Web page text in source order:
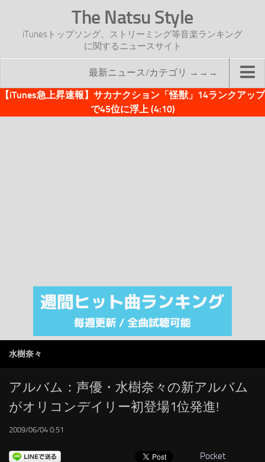
The Natsu Style
iTunesトップソング、ストリーミング等音楽ランキング
に関するニュースサイト
最新ニュース/カテゴリ →→→
TOP
注目カテゴリ
オリジナルiTunes週間トップソング
RSS
LINKS
【iTunes急上昇速報】サカナクション「怪獣」14ランクアップ
で45位に浮上 (4:10)
水樹奈々
アルバム：声優・水樹奈々の新アルバム
がオリコンデイリー初登場1位発進!
2009/06/04 0:51
Pocket